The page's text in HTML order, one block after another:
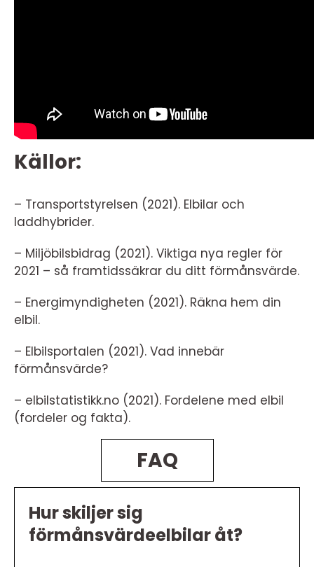
Källor:
– Transportstyrelsen (2021). Elbilar och
laddhybrider.
– Miljöbilsbidrag (2021). Viktiga nya regler för
2021 – så framtidssäkrar du ditt förmånsvärde.
– Energimyndigheten (2021). Räkna hem din
elbil.
– Elbilsportalen (2021). Vad innebär
förmånsvärde?
– elbilstatistikk.no (2021). Fordelene med elbil
(fordeler og fakta).
FAQ
Hur skiljer sig
förmånsvärdeelbilar åt?